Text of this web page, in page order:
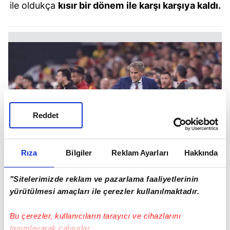
Rıza Bilgiler Reklam Ayarları Hakkında
"Sitelerimizde reklam ve pazarlama faaliyetlerinin
yürütülmesi amaçları ile çerezler kullanılmaktadır.
Bu çerezler, kullanıcıların tarayıcı ve cihazlarını
Reddet
ile oldukça kısır bir dönem ile karşı karşıya kaldı.
ORTA PROBLEMİ